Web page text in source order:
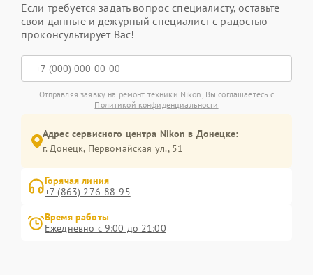
Если требуется задать вопрос специалисту, оставьте
свои данные и дежурный специалист с радостью
проконсультирует Вас!
Отправляя заявку на ремонт техники Nikon, Вы соглашаетесь с
Политикой конфиденциальности
Адрес сервисного центра Nikon в Донецке:
г. Донецк, Первомайская ул., 51
Горячая линия
+7 (863) 276-88-95
Время работы
Ежедневно с 9:00 до 21:00